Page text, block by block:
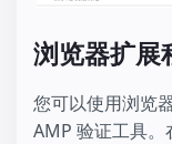
浏览器扩展
您可以使用浏览
AMP 验证工具